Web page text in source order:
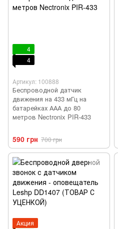
4
4
Артикул: 100888
Беспроводной датчик
движения на 433 мГц на
батарейках ААА до 80
метров Nectronix PIR-433
590 грн 700 грн
Акция